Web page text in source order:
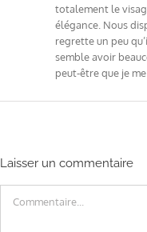
totalement le
élégance. Nous
regrette un peu
semble avoir
peut-être que je
Laisser un commentaire